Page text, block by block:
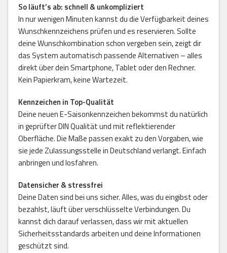
So läuft’s ab: schnell & unkompliziert
In nur wenigen Minuten kannst du die Verfügbarkeit deines
Wunschkennzeichens prüfen und es reservieren. Sollte
deine Wunschkombination schon vergeben sein, zeigt dir
das System automatisch passende Alternativen – alles
direkt über dein Smartphone, Tablet oder den Rechner.
Kein Papierkram, keine Wartezeit.
Kennzeichen in Top-Qualität
Deine neuen E-Saisonkennzeichen bekommst du natürlich
in geprüfter DIN Qualität und mit reflektierender
Oberfläche. Die Maße passen exakt zu den Vorgaben, wie
sie jede Zulassungsstelle in Deutschland verlangt. Einfach
anbringen und losfahren.
Datensicher & stressfrei
Deine Daten sind bei uns sicher. Alles, was du eingibst oder
bezahlst, läuft über verschlüsselte Verbindungen. Du
kannst dich darauf verlassen, dass wir mit aktuellen
Sicherheitsstandards arbeiten und deine Informationen
geschützt sind.